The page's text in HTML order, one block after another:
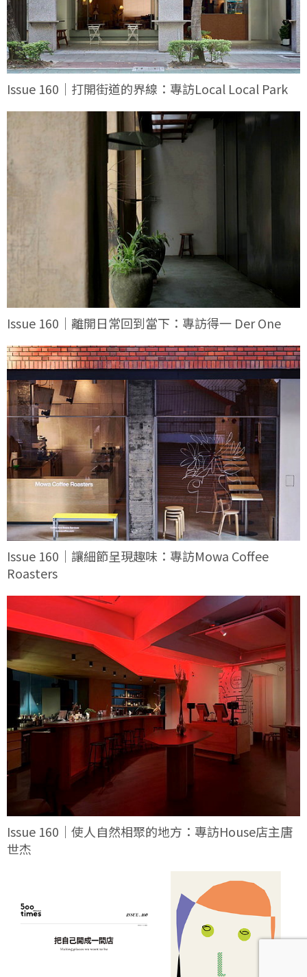
Issue 160｜打開街道的界線：專訪Local Local Park
Issue 160｜離開日常回到當下：專訪得一 Der One
Issue 160｜讓細節呈現趣味：專訪Mowa Coffee
Roasters
Issue 160｜使人自然相聚的地方：專訪House店主唐
世杰